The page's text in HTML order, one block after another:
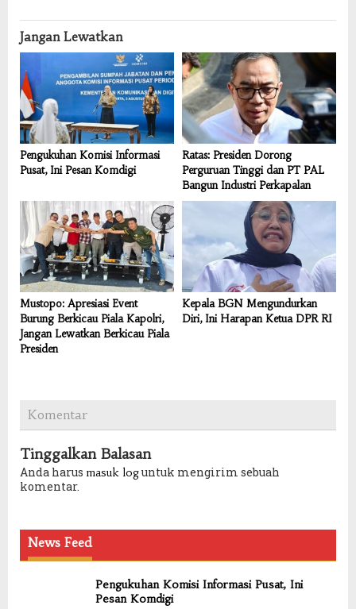
Jangan Lewatkan
Pengukuhan Komisi Informasi
Pusat, Ini Pesan Komdigi
Ratas: Presiden Dorong
Perguruan Tinggi dan PT PAL
Bangun Industri Perkapalan
Mustopo: Apresiasi Event
Burung Berkicau Piala Kapolri,
Jangan Lewatkan Berkicau Piala
Presiden
Kepala BGN Mengundurkan
Diri, Ini Harapan Ketua DPR RI
Komentar
Tinggalkan Balasan
Anda harus masuk loguntuk mengirim sebuah
komentar.
News Feed
Pengukuhan Komisi Informasi Pusat, Ini
Pesan Komdigi